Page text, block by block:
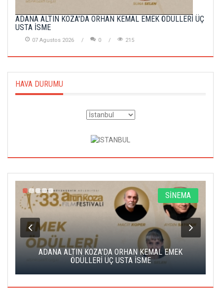
ADANA ALTIN KOZA'DA ORHAN KEMAL EMEK ÖDÜLLERİ ÜÇ
USTA İSME
07 Agustos 2026 0 215
HAVA DURUMU
SİNEMA
ADANA ALTIN KOZA'DA ORHAN KEMAL EMEK
ÖDÜLLERİ ÜÇ USTA İSME